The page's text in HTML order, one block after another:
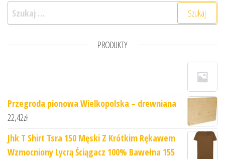
Szukaj:
PRODUKTY
Przegroda pionowa Wielkopolska – drewniana
22,42zł
Jhk T Shirt Tsra 150 Męski Z Krótkim Rękawem
Wzmocniony Lycrą Ściągacz 100% Bawełna 155